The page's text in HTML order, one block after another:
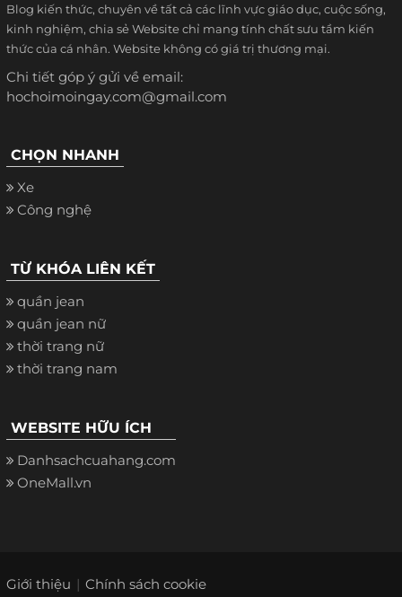
Blog kiến thức, chuyên về tất cả các lĩnh vực giáo dục, cuộc sống,
kinh nghiệm, chia sẻ Website chỉ mang tính chất sưu tầm kiến
thức của cá nhân. Website không có giá trị thương mại.
Chi tiết góp ý gửi về email:
hochoimoingay.com@gmail.com
CHỌN NHANH
Xe
Công nghệ
TỪ KHÓA LIÊN KẾT
quần jean
quần jean nữ
thời trang nữ
thời trang nam
WEBSITE HỮU ÍCH
Danhsachcuahang.com
OneMall.vn
Giới thiệu Chính sách cookie